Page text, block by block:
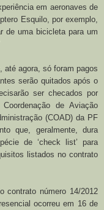
em aeronaves de
Esquilo, por exemplo,
de uma bicicleta para um
até agora, só foram pagos
serão quitados após o
ser checados por
de Aviação
(COAD) da PF
que, geralmente, dura
de ‘check list’ para
listados no contrato
contrato número 14/2012
ocorreu em 16 de